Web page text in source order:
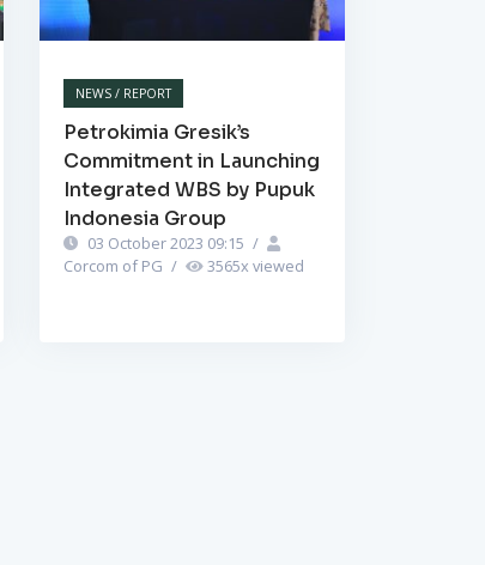
NEWS / REPORT
Petrokimia Gresik’s
Commitment in Launching
Integrated WBS by Pupuk
Indonesia Group
03 October 2023 09:15 /
Corcom of PG / 3565x viewed